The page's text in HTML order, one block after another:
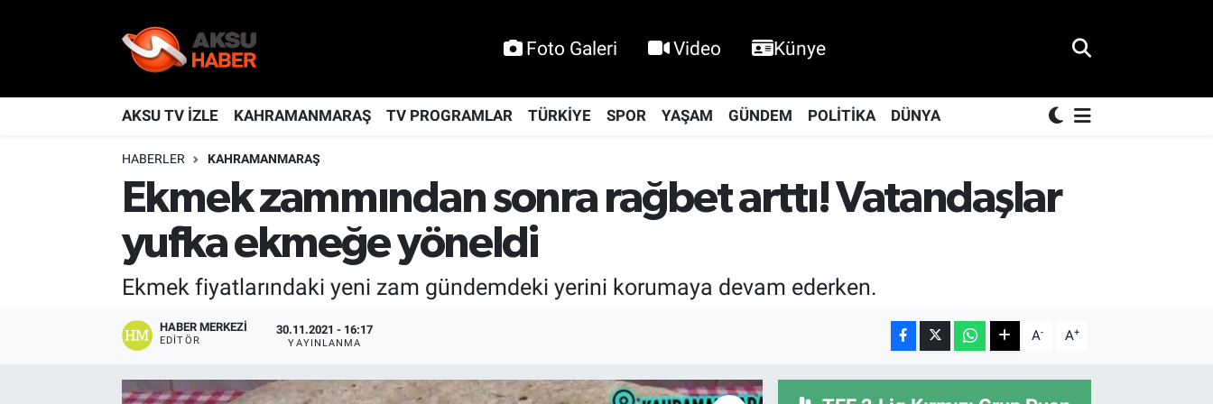
Foto Galeri Video Künye
AKSU TV İZLE KAHRAMANMARAŞ TV PROGRAMLAR TÜRKİYE SPOR YAŞAM GÜNDEM POLİTİKA DÜNYA
HABERLER KAHRAMANMARAŞ
Ekmek zammından sonra rağbet arttı! Vatandaşlar
yufka ekmeğe yöneldi
Ekmek fiyatlarındaki yeni zam gündemdeki yerini korumaya devam ederken.
HABER MERKEZI
EDITÖR
30.11.2021 - 16:17
YAYINLANMA A- A+
KAHRAMANMARAŞ
Nöbetçi Eczaneler
Hava Durumu
Kahramanmaraş Namaz Vakitleri
Trafik Durumu
TFF 2.Lig Kırmızı Grup Puan Durumu ve Fikstür
Tüm Manşetler
Son Dakika Haberleri
Haber Arşivi